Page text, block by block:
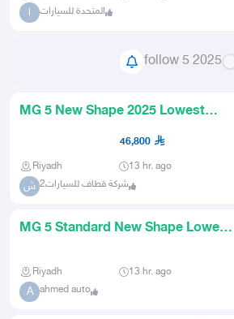
ا المتحدة للسيارات
follow 5 2025
MG 5 New Shape 2025 Lowest
46,800
Riyadh 13 hr. ago
ش شركة قطاف للسيارات2
MG 5 Standard New Shape Lowest
Riyadh 13 hr. ago
A ahmed auto